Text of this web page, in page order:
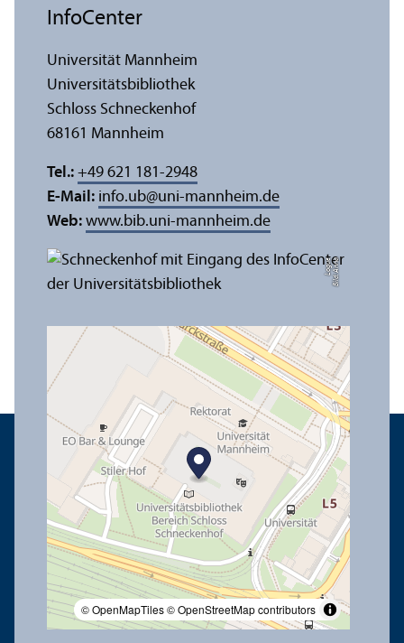
Bil
d:
A
n
n
a
L
o
g
u
e
© OpenMapTiles© OpenStreetMap contributors
InfoCenter
Universität Mannheim
Universitäts­bibliothek
Schloss Schneckenhof
68161 Mannheim
Tel.: +49 621 181-2948
E-Mail: info.ub@uni-mannheim.de
Web: www.bib.uni-mannheim.de